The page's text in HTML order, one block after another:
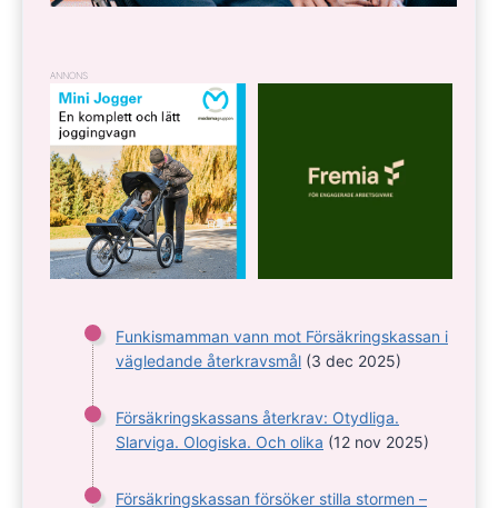
ANNONS
Funkismamman vann mot Försäkringskassan i
vägledande återkravsmål (3 dec 2025)
Försäkringskassans återkrav: Otydliga.
Slarviga. Ologiska. Och olika (12 nov 2025)
Försäkringskassan försöker stilla stormen –